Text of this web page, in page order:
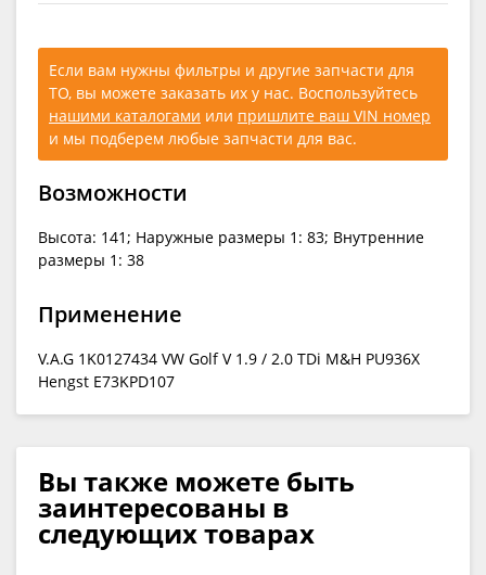
Если вам нужны фильтры и другие запчасти для
ТО, вы можете заказать их у нас. Воспользуйтесь
нашими каталогами или пришлите ваш VIN номер
и мы подберем любые запчасти для вас.
Возможности
Высота: 141; Наружные размеры 1: 83; Внутренние
размеры 1: 38
Применение
V.A.G 1K0127434 VW Golf V 1.9 / 2.0 TDi M&H PU936X
Hengst E73KPD107
Вы также можете быть
заинтересованы в
следующих товарах